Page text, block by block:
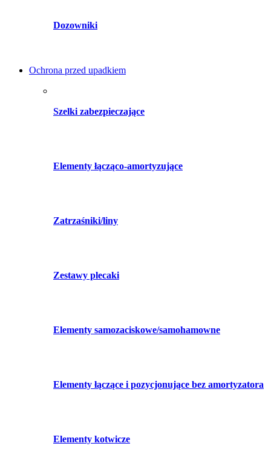
Dozowniki
Ochrona przed upadkiem
Szelki zabezpieczające
Elementy łącząco-amortyzujące
Zatrzaśniki/liny
Zestawy plecaki
Elementy samozaciskowe/samohamowne
Elementy łączące i pozycjonujące bez amortyzatora
Elementy kotwicze